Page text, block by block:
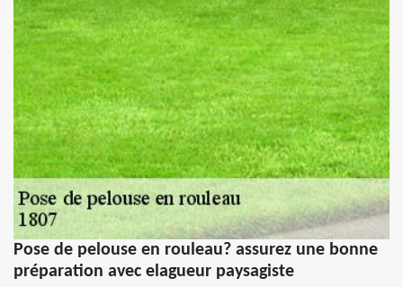
Pose de pelouse en rouleau? assurez une bonne
préparation avec elagueur paysagiste